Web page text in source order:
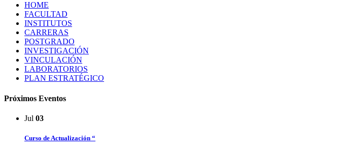
HOME
FACULTAD
INSTITUTOS
CARRERAS
POSTGRADO
INVESTIGACIÓN
VINCULACIÓN
LABORATORIOS
PLAN ESTRATÉGICO
Próximos Eventos
Jul 03
Curso de Actualización “